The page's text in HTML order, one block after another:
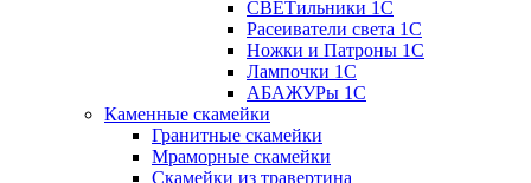
СВЕТильники 1С
Расеиватели света 1С
Ножки и Патроны 1С
Лампочки 1С
АБАЖУРы 1С
Каменные скамейки
Гранитные скамейки
Мраморные скамейки
Скамейки из травертина